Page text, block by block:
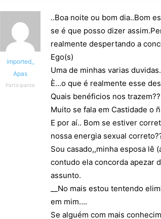
imported_
Apas
Participante
..Boa noite ou bom dia..Bom
se é que posso dizer
realmente despertando a
Ego(s)
Uma de minhas varias
È…o que é realmente esse
Quais benéficios nos
Muito se fala em Castidade o
E por aí.. Bom se estiver
nossa energia sexual
Sou casado,,minha esposa lê
contudo ela concorda apezar
assunto.
__No mais estou tentendo
em mim….
Se alguém com mais